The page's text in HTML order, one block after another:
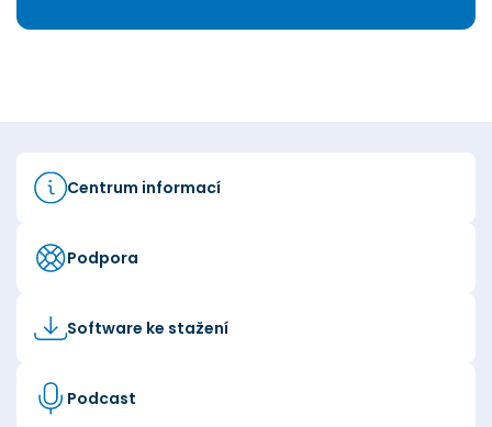
Centrum informací
Podpora
Software ke stažení
Podcast